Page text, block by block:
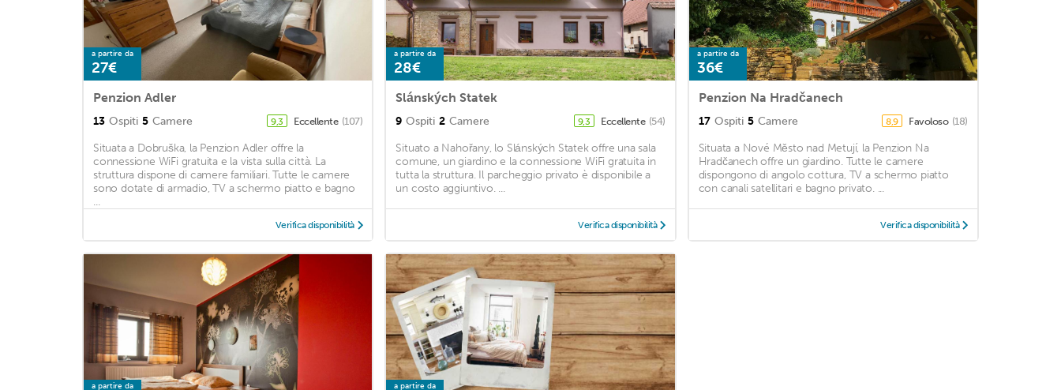
a partire da
27€
Penzion Adler
13 Ospiti 5 Camere 9,3 Eccellente (107)
Situata a Dobruška, la Penzion Adler offre la
connessione WiFi gratuita e la vista sulla città. La
struttura dispone di camere familiari. Tutte le camere
sono dotate di armadio, TV a schermo piatto e bagno
...
Verifica disponibilità
a partire da
28€
Slánských Statek
9 Ospiti 2 Camere 9,3 Eccellente (54)
Situato a Nahořany, lo Slánských Statek offre una sala
comune, un giardino e la connessione WiFi gratuita in
tutta la struttura. Il parcheggio privato è disponibile a
un costo aggiuntivo. ...
Verifica disponibilità
a partire da
36€
Penzion Na Hradčanech
17 Ospiti 5 Camere 8,9 Favoloso (18)
Situata a Nové Město nad Metují, la Penzion Na
Hradčanech offre un giardino. Tutte le camere
dispongono di angolo cottura, TV a schermo piatto
con canali satellitari e bagno privato. ...
Verifica disponibilità
a partire da a partire da